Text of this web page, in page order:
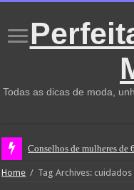
Todas as dicas de moda,
Conselhos de mulheres de
Home / Tag Archives: